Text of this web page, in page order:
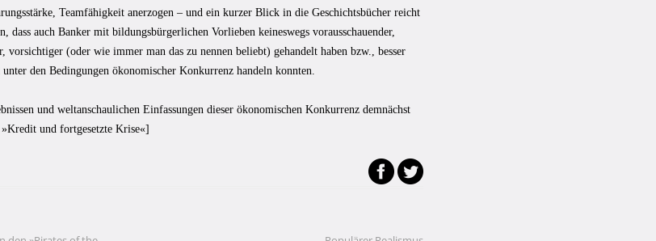
Teamfähigkeit anerzogen – und ein kurzer Blick in die Geschichtsbücher reicht
dass auch Banker mit bildungsbürgerlichen Vorlieben keineswegs vorausschauender,
(oder wie immer man das zu nennen beliebt) gehandelt haben bzw., besser
den Bedingungen ökonomischer Konkurrenz handeln konnten.
und weltanschaulichen Einfassungen dieser ökonomischen Konkurrenz demnächst
und fortgesetzte Krise«]